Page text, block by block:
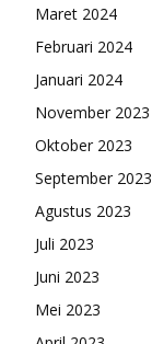
Maret 2024
Februari 2024
Januari 2024
November 2023
Oktober 2023
September 2023
Agustus 2023
Juli 2023
Juni 2023
Mei 2023